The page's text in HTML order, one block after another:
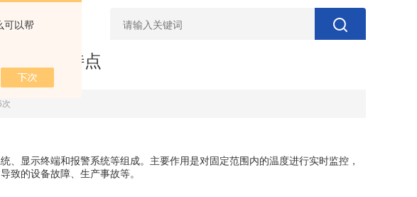
可以帮
能化的特点
显示终端和报警系统等组成。主要作用是对固定范围内的温度进行实时监控，
致的设备故障、生产事故等。